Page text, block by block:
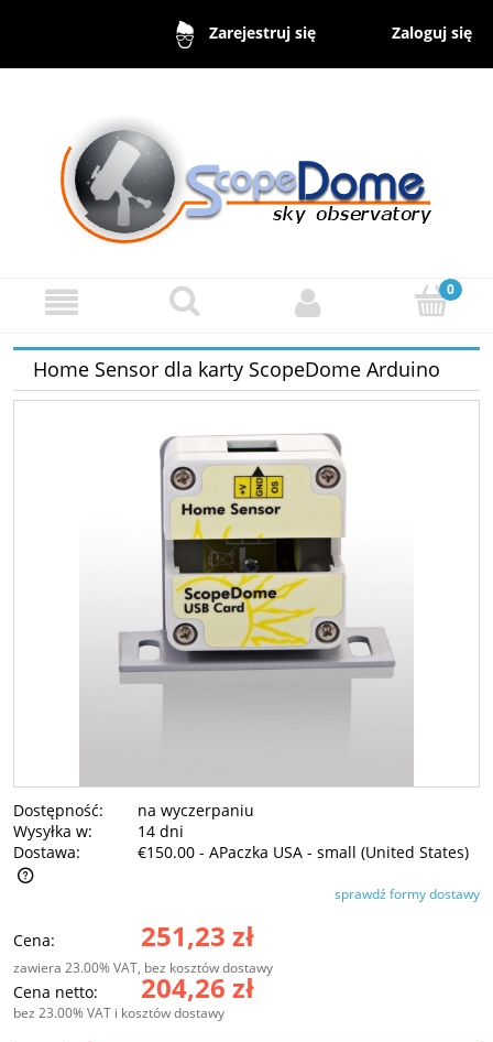
Zarejestruj się Zaloguj się
Home Sensor dla karty ScopeDome Arduino
Dostępność:
na wyczerpaniu
Wysyłka w:
14 dni
Dostawa:
€150.00 - APaczka USA - small (United States)
Cena nie zawiera ewentualnych kosztów płatnościsprawdź formy dostawy
Cena: 251,23 zł
zawiera 23.00% VAT, bez kosztów dostawy
Cena netto: 204,26 zł
bez 23.00% VAT i kosztów dostawy